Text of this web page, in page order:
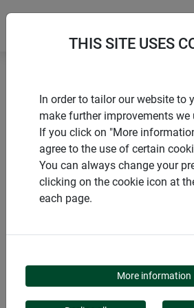
Accueil Accessoires de montage
PRODUITS
Z3 CHATIÈRE
THIS SITE USES
In order to tailor our website to
make further improvements we
If you click on "More
agree to the use of certain
You can always change your
clicking on the cookie icon at
each page.
More information